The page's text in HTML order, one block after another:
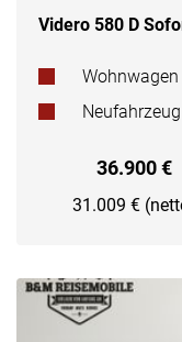
Videro 580 D
Wohnwagen
Neufahrzeug
36.900 €
31.009 €